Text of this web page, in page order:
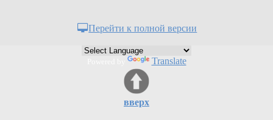
Перейти к полной версии
Translate
вверх